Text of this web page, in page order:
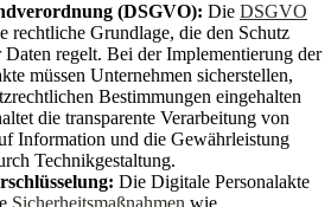
(DSGVO): Die DSGVO
rechtliche Grundlage, die den Schutz
Daten regelt. Bei der Implementierung der
müssen Unternehmen sicherstellen,
Bestimmungen eingehalten
die transparente Verarbeitung von
Information und die Gewährleistung
Technikgestaltung.
Die Digitale Personalakte